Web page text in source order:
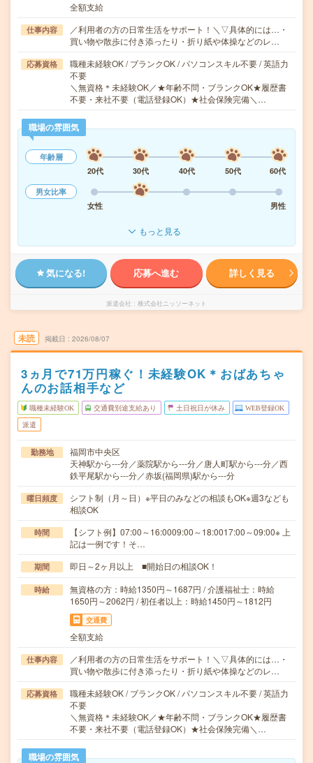
全額支給
仕事内容
／利用者の方の日常生活をサポート！＼▽具体的には…・
買い物や散歩に付き添ったり・折り紙や体操などのレ…
応募資格
職種未経験OK / ブランクOK / パソコンスキル不要 / 英語力
不要
＼無資格＊未経験OK／★年齢不問・ブランクOK★履歴書
不要・来社不要（電話登録OK）★社会保険完備＼…
職場の雰囲気
年齢層
20代
30代 40代 50代
60代
男女比率
女性
男性
もっと見る
気になる! 応募へ進む 詳しく見る
派遣会社 株式会社ニッソーネット
未読 掲載日 2026/08/07
3ヵ月で71万円稼ぐ！未経験OK＊おばあちゃ
んのお話相手など
職種未経験OK 交通費別途支給あり 土日祝日が休み WEB登録OK
派遣
勤務地
福岡市中央区
天神駅から---分／薬院駅から---分／唐人町駅から---分／西
鉄平尾駅から---分／赤坂(福岡県)駅から---分
曜日頻度
シフト制（月～日）※平日のみなどの相談もOK※週3なども
相談OK
時間
【シフト例】07:00～16:0009:00～18:0017:00～09:00※ 上
記は一例です！そ…
期間 即日～2ヶ月以上 ■開始日の相談OK！
時給
無資格の方：時給1350円～1687円 / 介護福祉士：時給
1650円～2062円 / 初任者以上：時給1450円～1812円
交通費
全額支給
仕事内容
／利用者の方の日常生活をサポート！＼▽具体的には…・
買い物や散歩に付き添ったり・折り紙や体操などのレ…
応募資格
職種未経験OK / ブランクOK / パソコンスキル不要 / 英語力
不要
＼無資格＊未経験OK／★年齢不問・ブランクOK★履歴書
不要・来社不要（電話登録OK）★社会保険完備＼…
職場の雰囲気